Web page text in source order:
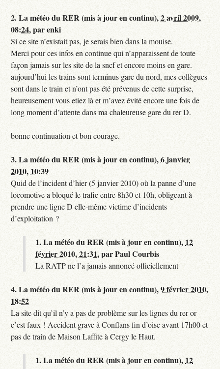
2.La météo du RER (mis à jour en continu),2 avril 2009,
08:24,parenki
Si ce site n’existait pas, je serais bien dans la mouise.
Merci pour ces infos en continue qui n’apparaissent de toute
façon jamais sur les site de la sncf et encore moins en gare.
aujourd’hui les trains sont terminus gare du nord, mes collègues
sont dans le train et n’ont pas été prévenus de cette surprise,
heureusement vous etiez là et m’avez évité encore une fois de
long moment d’attente dans ma chaleureuse gare du rer D.
bonne continuation et bon courage.
3.La météo du RER (mis à jour en continu),6 janvier
2010, 10:39
Quid de l’incident d’hier (5 janvier 2010) où la panne d’une
locomotive a bloqué le trafic entre 8h30 et 10h, obligeant à
prendre une ligne D elle-même victime d’incidents
d’exploitation ?
1.La météo du RER (mis à jour en continu), 12
février 2010, 21:31,parPaul Courbis
La RATP ne l’a jamais annoncé officiellement
4.La météo du RER (mis à jour en continu),9 février 2010,
18:52
La site dit qu’il n’y a pas de problème sur les lignes du rer or
c’est faux ! Accident grave à Conflans fin d’oise avant 17h00 et
pas de train de Maison Laffite à Cergy le Haut.
1.La météo du RER (mis à jour en continu), 12